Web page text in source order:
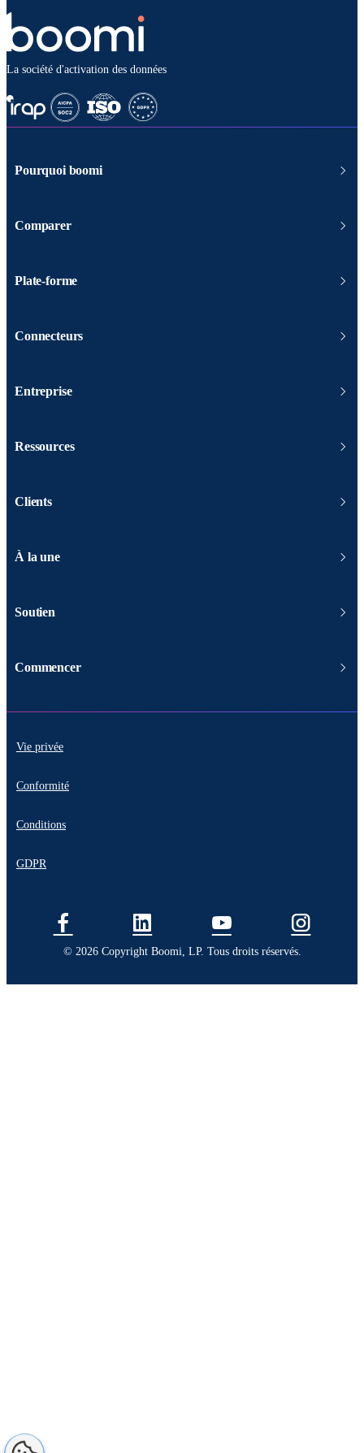
La société d'activation des données
Pourquoi boomi
Comparer
Plate-forme
Connecteurs
Entreprise
Ressources
Clients
À la une
Soutien
Commencer
Vie privée
Conformité
Conditions
GDPR
© 2026 Copyright Boomi, LP. Tous droits réservés.